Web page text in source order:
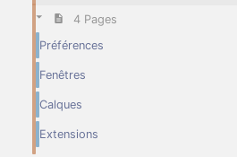
4 Pages
Préférences
Fenêtres
Calques
Extensions